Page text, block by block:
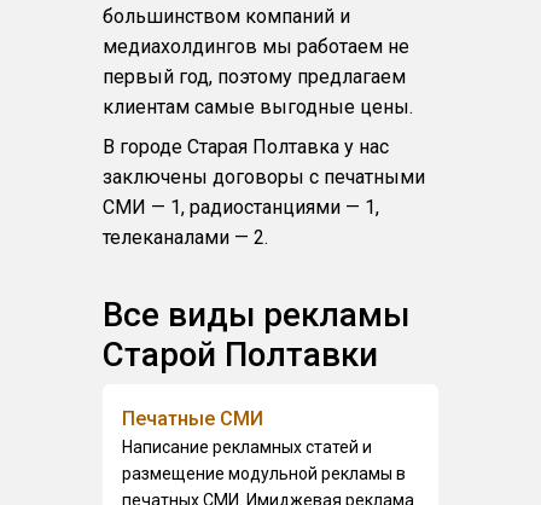
большинством компаний и
медиахолдингов мы работаем не
первый год, поэтому предлагаем
клиентам самые выгодные цены.
В городе Старая Полтавка у нас
заключены договоры с печатными
СМИ — 1, радиостанциями — 1,
телеканалами — 2.
Все виды рекламы
Старой Полтавки
Печатные СМИ
Написание рекламных статей и
размещение модульной рекламы в
печатных СМИ. Имиджевая реклама